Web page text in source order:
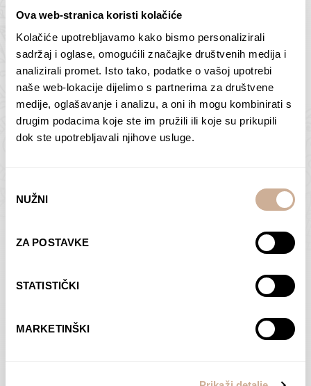
Ova web-stranica koristi kolačiće
Kolačiće upotrebljavamo kako bismo personalizirali
sadržaj i oglase, omogućili značajke društvenih medija i
analizirali promet. Isto tako, podatke o vašoj upotrebi
naše web-lokacije dijelimo s partnerima za društvene
medije, oglašavanje i analizu, a oni ih mogu kombinirati s
drugim podacima koje ste im pružili ili koje su prikupili
dok ste upotrebljavali njihove usluge.
pristanka
NUŽNI
ZA POSTAVKE
STATISTIČKI
MARKETINŠKI
Butan – ljudi 2
75,00€ – 138,00€Raspon
cijena:
od
75,00 €
138,00 €
ODABERI OPCIJE
Antarktika – krajolik
2
75,00€ – 138,00€Raspon
cijena:
od
ODABERI OPCIJE
Dolac
ODABERI OPCIJE
Moreškanti – sjena
€Raspon
od
75,00 €
do
138,00 €
ODABERI OPCIJE
POGLEDAJTE SVE PROIZVODE U OVOJ KATEGORIJI